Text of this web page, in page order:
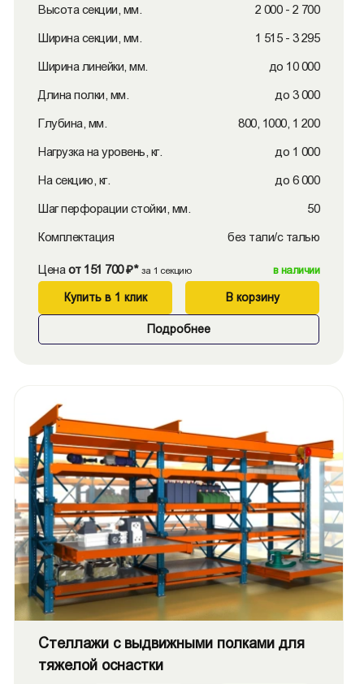
Высота секции, мм. 2 000 - 2 700
Ширина секции, мм. 1 515 - 3 295
Ширина линейки, мм. до 10 000
Длина полки, мм. до 3 000
Глубина, мм. 800, 1000, 1 200
Нагрузка на уровень, кг. до 1 000
На секцию, кг. до 6 000
Шаг перфорации стойки, мм. 50
Комплектация без тали/с талью
Цена от 151 700 ₽* за 1 секцию в наличии
Купить в 1 клик В корзину
Подробнее
Стеллажи с выдвижными полками для
тяжелой оснастки